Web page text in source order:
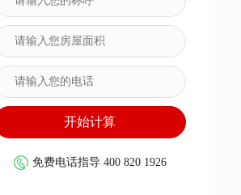
免费电话指导 400 820 1926